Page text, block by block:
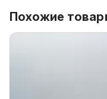
Похожие